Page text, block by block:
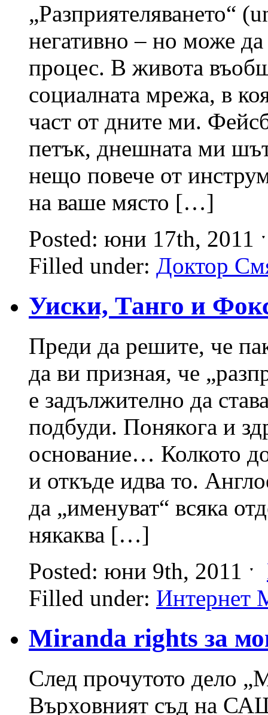
„Разприятеляването“
негативно – но може
процес. В живота
социалната мрежа, в
част от дните ми.
петък, днешната ми
нещо повече от
на ваше място […]
Posted: юни 17th, 2011
Filled under: Доктор
Уиски, Танго и
Преди да решите, че
да ви призная, че
е задължително да
подбуди. Понякога и
основание… Колкото
и откъде идва то.
да „именуват“ всяка
някаква […]
Posted: юни 9th, 2011 ˑ
Filled under: Интернет
Miranda rights за
След прочутото дело
Върховният съд на